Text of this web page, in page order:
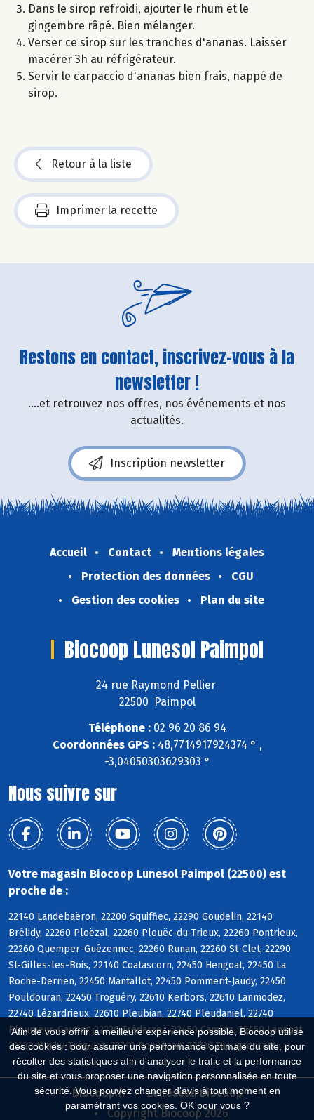
Afin de vous offrir la meilleure expérience possible, Biocoop utilise
des cookies : pour assurer une performance optimale du site, pour
récolter des statistiques afin d'analyser le trafic et la performance
du site et vous proposer une navigation personnalisée en toute
sécurité. Vous pouvez changer d'avis à tout moment en
paramétrant vos cookies. OK pour vous ?
Dans le sirop refroidi, ajouter le rhum et le
gingembre râpé. Bien mélanger.
Verser ce sirop sur les tranches d'ananas. Laisser
macérer 3h au réfrigérateur.
Servir le carpaccio d'ananas bien frais, nappé de
sirop.
Retour à la liste
Imprimer la recette
Restons en contact, inscrivez-vous à la
newsletter !
....et retrouvez nos offres, nos événements et nos
actualités.
Inscription newsletter
Accueil Contact
Mentions légales
Protection des données
CGU
Gestion des cookies
Plan du site
Biocoop Lunesol Paimpol
24 rue Raymond Pellier
22500 Paimpol
Téléphone :02 96 20 86 94
Coordonnées GPS :48,7714917924374 ° ,
-3,04050303629303 °
Nous suivre sur
Votre magasin Biocoop Lunesol Paimpol (22500) est
proche de :
22140 Landebaëron, 22200 Squiffiec, 22290 Goudelin, 22140
Brélidy, 22260 Ploëzal, 22260 Plouëc-du-Trieux, 22260 Pontrieux,
22260 Quemper-Guézennec, 22260 Runan, 22260 St-Clet, 22290
St-Gilles-les-Bois, 22140 Coatascorn, 22450 Hengoat, 22450 La
Roche-Derrien, 22450 Mantallot, 22450 Pommerit-Jaudy, 22450
Pouldouran, 22450 Troguéry, 22610 Kerbors, 22610 Lanmodez,
22740 Lézardrieux, 22610 Pleubian, 22740 Pleudaniel, 22740
Pleumeur-Gautier, 22220 Trédarzec, 22450 Camlez, 22450 Langoat,
22220 Minihy-Tréguier, 22710 Penvénan, 22820 Plougrescant
Biocoop.fr
Le réseau Biocoop
Copyright Biocoop 2026